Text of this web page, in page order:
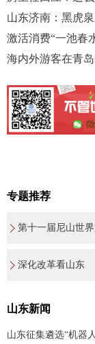
山东济南：黑虎
激活消费“一池春
海内外游客在青
专题推荐
第十一届尼山世
深化改革看山东
山东新闻
山东征集遴选“机器